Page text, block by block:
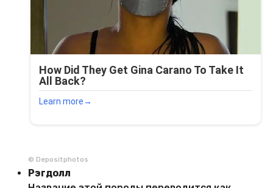
© Depositphotos
Рэгдолл